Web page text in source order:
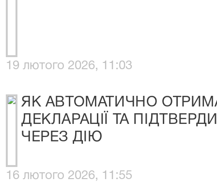
19 лютого 2026, 11:03
ЯК АВТОМАТИЧНО
ДЕКЛАРАЦІЇ ТА
ЧЕРЕЗ ДІЮ
16 лютого 2026, 11:55